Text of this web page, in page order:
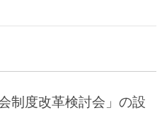
制度改革検討会」の設